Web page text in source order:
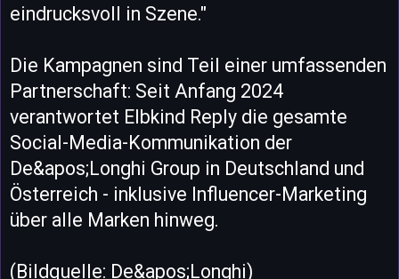
eindrucksvoll in Szene."
Die Kampagnen sind Teil einer umfassenden
Partnerschaft: Seit Anfang 2024
verantwortet Elbkind Reply die gesamte
Social-Media-Kommunikation der
De&apos;Longhi Group in Deutschland und
Österreich - inklusive Influencer-Marketing
über alle Marken hinweg.
(Bildquelle: De&apos;Longhi)